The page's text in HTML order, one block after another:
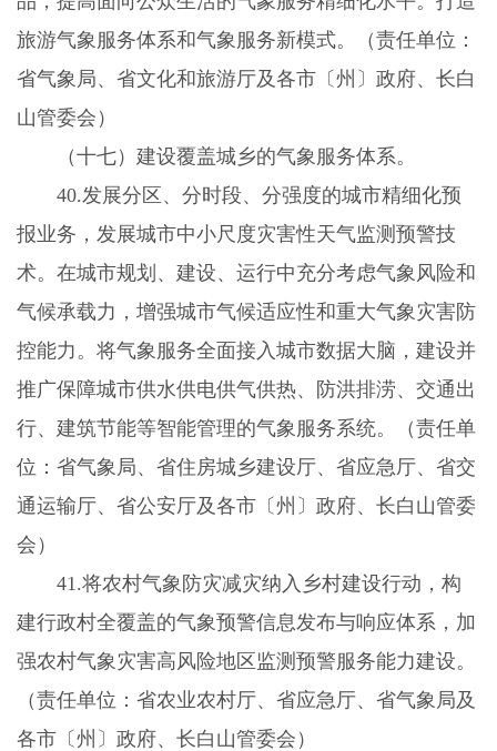
旅游气象服务体系和气象服务新模式。（责任单位：
省气象局、省文化和旅游厅及各市〔州〕政府、长白
山管委会）
（十七）建设覆盖城乡的气象服务体系。
40.发展分区、分时段、分强度的城市精细化预
报业务，发展城市中小尺度灾害性天气监测预警技
术。在城市规划、建设、运行中充分考虑气象风险和
气候承载力，增强城市气候适应性和重大气象灾害防
控能力。将气象服务全面接入城市数据大脑，建设并
推广保障城市供水供电供气供热、防洪排涝、交通出
行、建筑节能等智能管理的气象服务系统。（责任单
位：省气象局、省住房城乡建设厅、省应急厅、省交
通运输厅、省公安厅及各市〔州〕政府、长白山管委
会）
41.将农村气象防灾减灾纳入乡村建设行动，构
建行政村全覆盖的气象预警信息发布与响应体系，加
强农村气象灾害高风险地区监测预警服务能力建设。
（责任单位：省农业农村厅、省应急厅、省气象局及
各市〔州〕政府、长白山管委会）